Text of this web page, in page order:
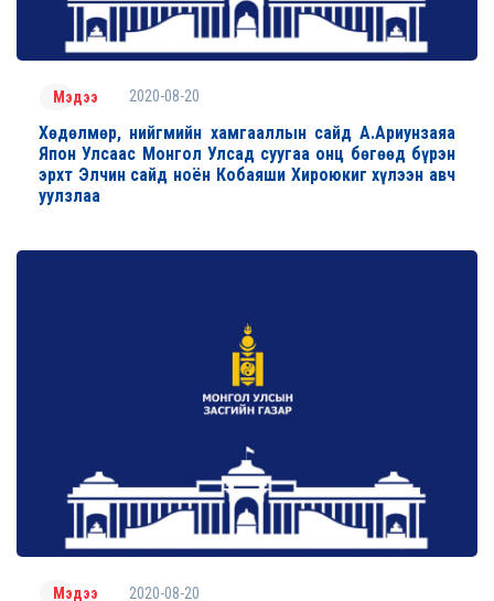
Мэдээ 2020-08-20
Хөдөлмөр, нийгмийн хамгааллын сайд А.Ариунзаяа
Япон Улсаас Монгол Улсад суугаа онц бөгөөд бүрэн
эрхт Элчин сайд ноён Кобаяши Хироюкиг хүлээн авч
уулзлаа
Мэдээ 2020-08-20